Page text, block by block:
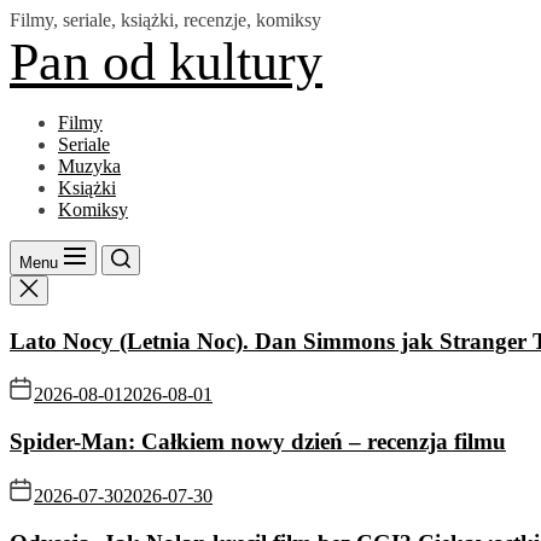
Skip
to
the
content
Filmy, seriale, książki, recenzje, komiksy
Pan od kultury
Filmy
Seriale
Muzyka
Książki
Komiksy
Menu
Lato Nocy (Letnia Noc). Dan Simmons jak Stranger
2026-08-012026-08-01
Spider-Man: Całkiem nowy dzień – recenzja filmu
2026-07-302026-07-30